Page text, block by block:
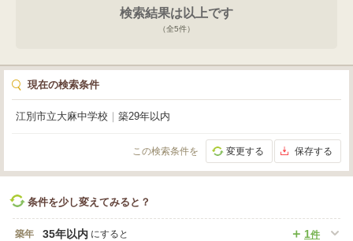
検索結果は以上です
（全5件）
現在の検索条件
江別市立大麻中学校 築29年以内
この検索条件を 変更する 保存する
条件を少し変えてみると？
築年 1件
35年以内 にすると